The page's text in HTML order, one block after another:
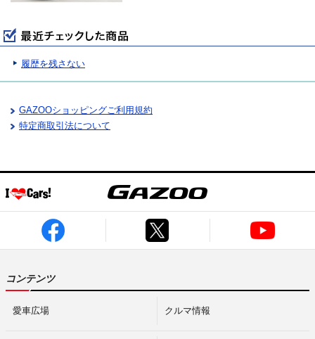
履歴を残さない
GAZOOショッピングご利用規約
特定商取引法について
コンテンツ
愛車広場 クルマ情報